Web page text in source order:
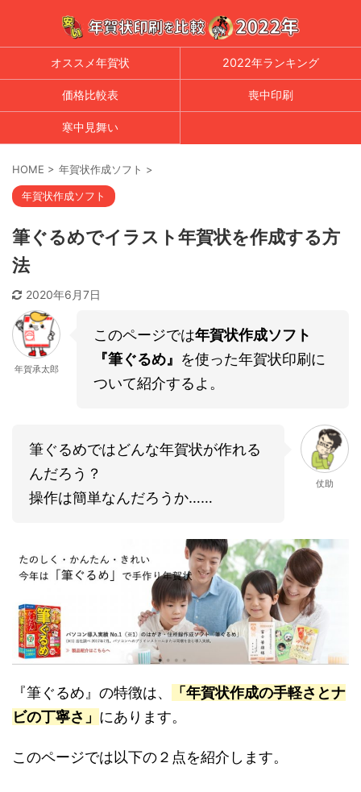
オススメ年賀状 2022年ランキング
価格比較表 喪中印刷
寒中見舞い
HOME > 年賀状作成ソフト >
年賀状作成ソフト
筆ぐるめでイラスト年賀状を作成する方
法
2020年6月7日
年賀承太郎
このページでは年賀状作成ソフト
『筆ぐるめ』 を使った年賀状印刷に
ついて紹介するよ。
筆ぐるめではどんな年賀状が作れる
んだろう？
操作は簡単なんだろうか……
仗助
『筆ぐるめ』の特徴は、
「年賀状作成の手軽さとナ
ビの丁寧さ」 にあります。
このページでは以下の２点を紹介します。